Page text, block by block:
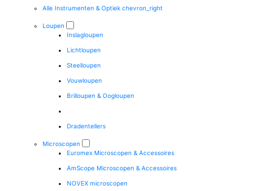
Alle Instrumenten & Optiek chevron_right
Loupen
Inslagloupen
Lichtloupen
Steelloupen
Vouwloupen
Brilloupen & Oogloupen
Dradentellers
Microscopen
Euromex Microscopen & Accessoires
AmScope Microscopen & Accessoires
NOVEX microscopen